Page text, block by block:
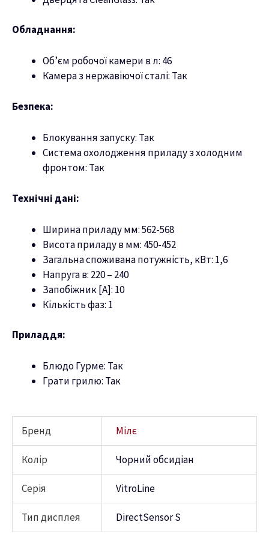
Обладнання:
Об’єм робочої камери в л: 46
Камера з нержавіючої сталі: Так
Безпека:
Блокування запуску: Так
Система охолодження приладу з холодним
фронтом: Так
Технічні дані:
Ширина приладу мм: 562-568
Висота приладу в мм: 450-452
Загальна споживана потужність, кВт: 1,6
Напруга в: 220 – 240
Запобіжник [А]: 10
Кількість фаз: 1
Приладдя:
Блюдо Гурме: Так
Грати грилю: Так
Бренд Мілє
Колір Чорний обсидіан
Серія VitroLine
Тип дисплея DirectSensor S